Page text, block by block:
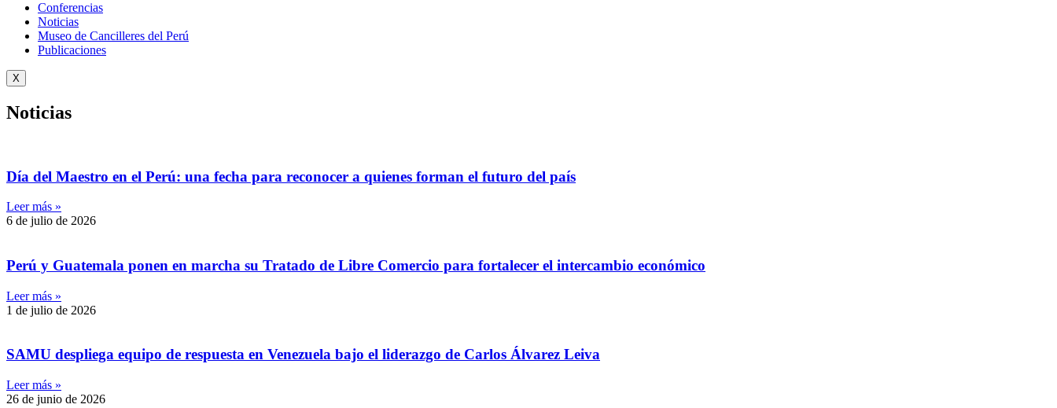
Conferencias
Noticias
Museo de Cancilleres del Perú
Publicaciones
X
Noticias
Día del Maestro en el Perú: una fecha para reconocer a quienes forman el futuro del país
Leer más »
6 de julio de 2026
Perú y Guatemala ponen en marcha su Tratado de Libre Comercio para fortalecer el intercambio económico
Leer más »
1 de julio de 2026
SAMU despliega equipo de respuesta en Venezuela bajo el liderazgo de Carlos Álvarez Leiva
Leer más »
26 de junio de 2026